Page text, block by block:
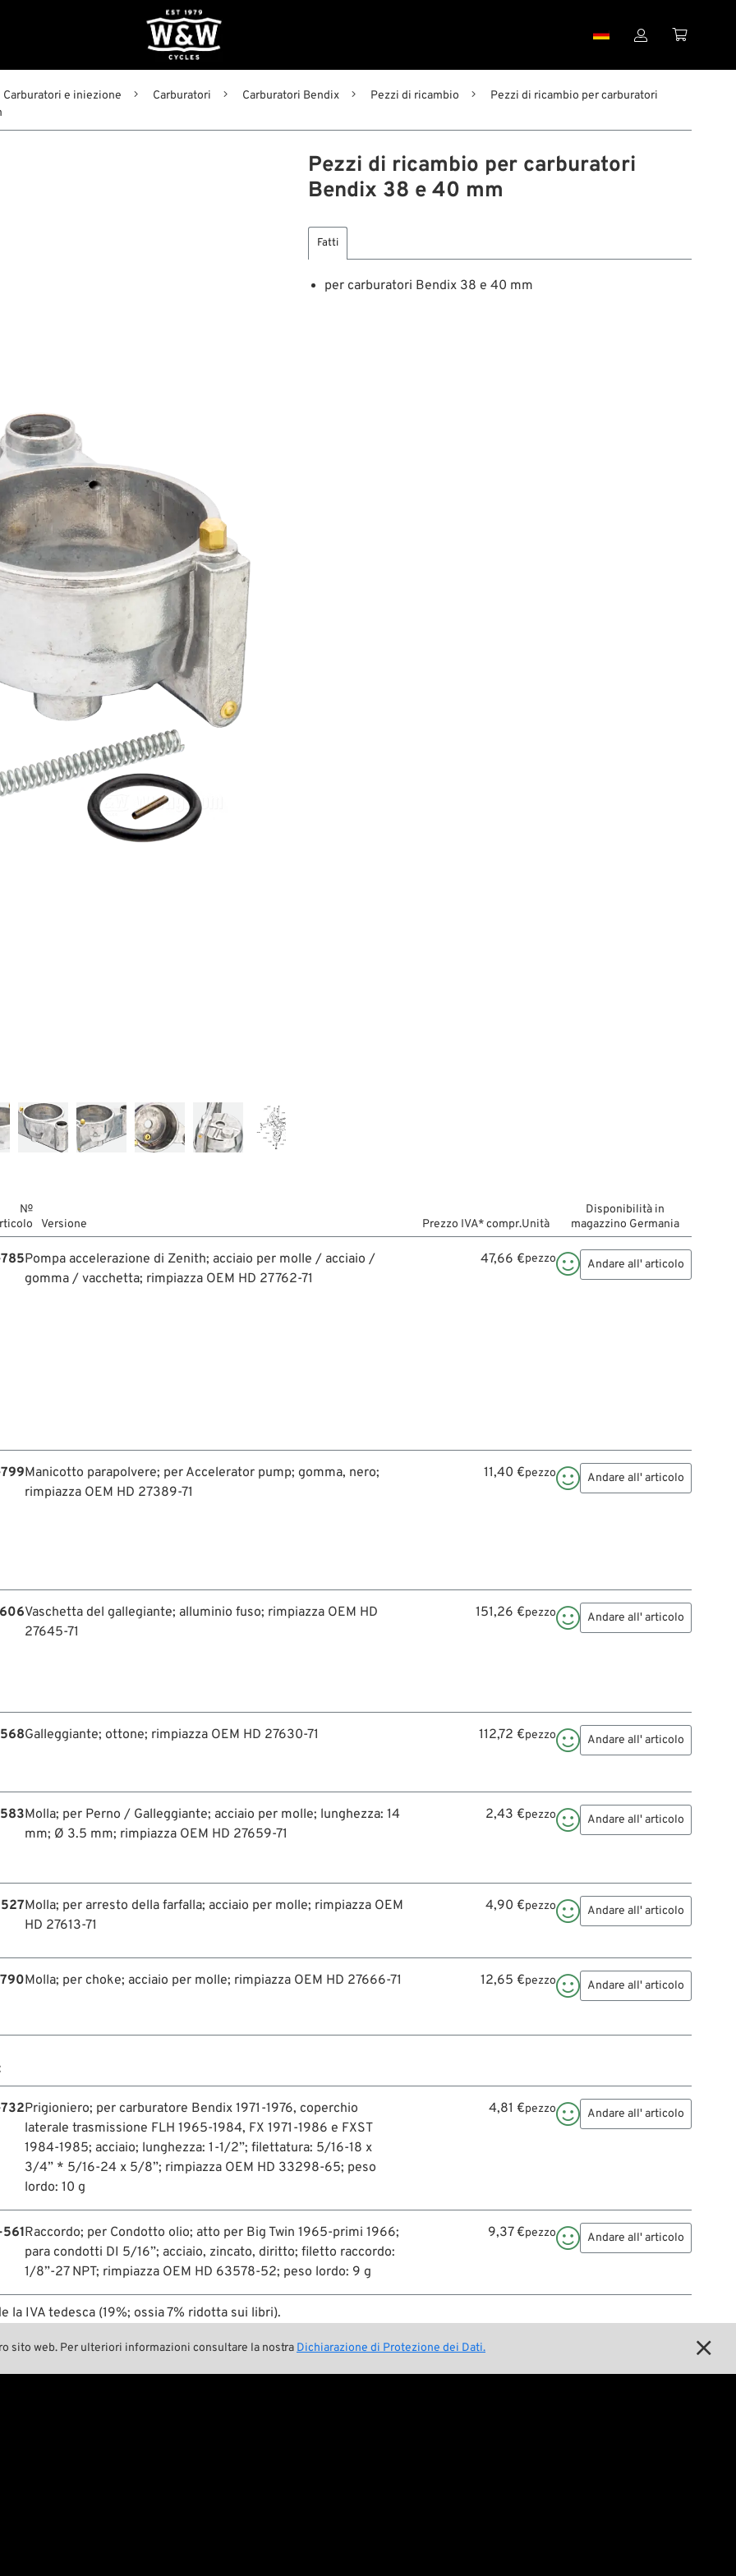
sito web. Per ulteriori informazioni consultare la nostra Dichiarazione di Protezione dei Dati. 
 
Carburatori e iniezione Carburatori Carburatori Bendix Pezzi di ricambio
Pezzi di ricambio per carburatori
Pezzi di ricambio per carburatori
Bendix 38 e 40 mm
Fatti
per carburatori Bendix 38 e 40 mm
№
Versione Prezzo IVA* compr.Unità
Disponibilità in
magazzino Germania
Pompa accelerazione di Zenith; acciaio per molle / acciaio /
gomma / vacchetta; rimpiazza OEM HD 27762-71
47,66 €pezzo Andare all' articolo
Manicotto parapolvere; per Accelerator pump; gomma, nero;
rimpiazza OEM HD 27389-71
11,40 €pezzo Andare all' articolo
Vaschetta del gallegiante; alluminio fuso; rimpiazza OEM HD
27645-71
151,26 €pezzo Andare all' articolo
Galleggiante; ottone; rimpiazza OEM HD 27630-71 112,72 €pezzo Andare all' articolo
Molla; per Perno / Galleggiante; acciaio per molle; lunghezza: 14
mm; Ø 3.5 mm; rimpiazza OEM HD 27659-71
2,43 €pezzo Andare all' articolo
Molla; per arresto della farfalla; acciaio per molle; rimpiazza OEM
HD 27613-71
4,90 €pezzo Andare all' articolo
Molla; per choke; acciaio per molle; rimpiazza OEM HD 27666-71 12,65 €pezzo Andare all' articolo
Prigioniero; per carburatore Bendix 1971-1976, coperchio
laterale trasmissione FLH 1965-1984, FX 1971-1986 e FXST
1984-1985; acciaio; lunghezza: 1-1/2”; filettatura: 5/16-18 x
3/4” * 5/16-24 x 5/8”; rimpiazza OEM HD 33298-65; peso
lordo: 10 g
4,81 €pezzo Andare all' articolo
Raccordo; per Condotto olio; atto per Big Twin 1965-primi 1966;
para condotti DI 5/16”; acciaio, zincato, diritto; filetto raccordo:
1/8”-27 NPT; rimpiazza OEM HD 63578-52; peso lordo: 9 g
9,37 €pezzo Andare all' articolo
la IVA tedesca (19%; ossia 7% ridotta sui libri).